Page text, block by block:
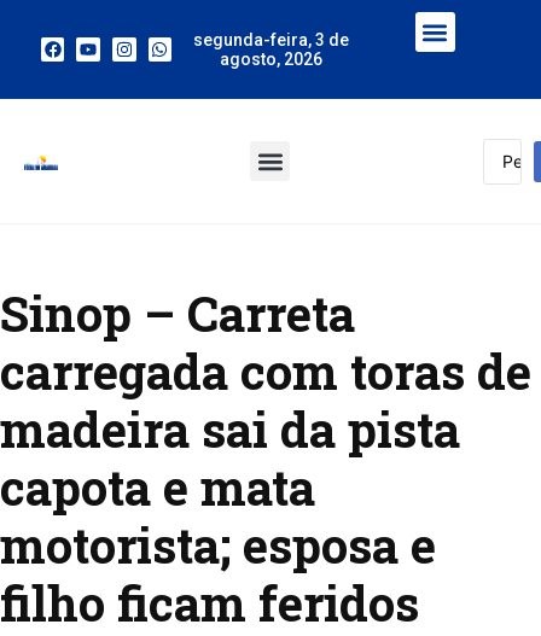
segunda-feira, 3 de
agosto, 2026
Sinop – Carreta
carregada com toras de
madeira sai da pista
capota e mata
motorista; esposa e
filho ficam feridos